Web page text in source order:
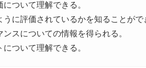
ついて理解できる。
に評価されているかを知ることがで
スについての情報を得られる。
ついて理解できる。